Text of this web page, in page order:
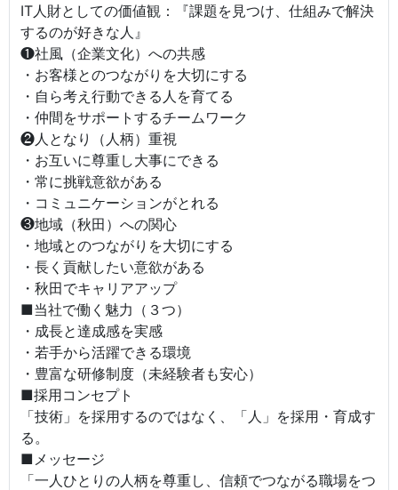
IT人財としての価値観：『課題を見つけ、仕組みで解決
するのが好きな人』
❶社風（企業文化）への共感
・お客様とのつながりを大切にする
・自ら考え行動できる人を育てる
・仲間をサポートするチームワーク
❷人となり（人柄）重視
・お互いに尊重し大事にできる
・常に挑戦意欲がある
・コミュニケーションがとれる
❸地域（秋田）への関心
・地域とのつながりを大切にする
・長く貢献したい意欲がある
・秋田でキャリアアップ
■当社で働く魅力（３つ）
・成長と達成感を実感
・若手から活躍できる環境
・豊富な研修制度（未経験者も安心）
■採用コンセプト
「技術」を採用するのではなく、「人」を採用・育成す
る。
■メッセージ
「一人ひとりの人柄を尊重し、信頼でつながる職場をつ